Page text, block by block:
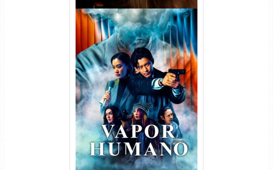
Vapor Humano 1ª Temporada
Torrent (2026) WEB-DL 1080p
Dual Áudio